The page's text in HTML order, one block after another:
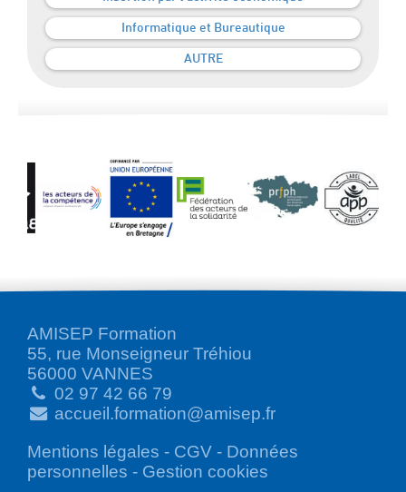
Informatique et Bureautique
AUTRE
AMISEP Formation
55, rue Monseigneur Tréhiou
56000 VANNES
02 97 42 66 79
accueil.formation@amisep.fr
Mentions légales - CGV - Données
personnelles - Gestion cookies